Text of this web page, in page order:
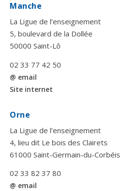
Manche
La Ligue de l’enseignement
5, boulevard de la Dollée
50000 Saint-Lô
02 33 77 42 50
@ email
Site internet
Orne
La Ligue de l’enseignement
4, lieu dit Le bois des Clairets
61000 Saint-Germain-du-Corbéis
02 33 82 37 80
@ email